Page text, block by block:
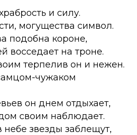
и силу.
могущества символ.
подобна короне,
восседает на троне.
терпелив он и нежен.
чужаком
он днем отдыхает,
своим наблюдает.
небе звезды заблещут,